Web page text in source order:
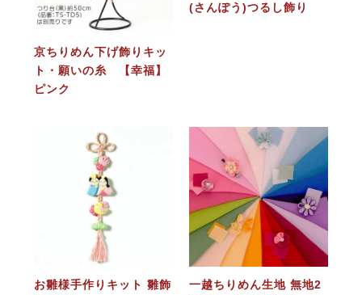
京ちりめん下げ飾りキッ
ト・願いの糸 【幸福】
ピンク
(さんぽう)つるし飾り
お雛様手作りキット 雛飾
一越ちりめん生地 無地2